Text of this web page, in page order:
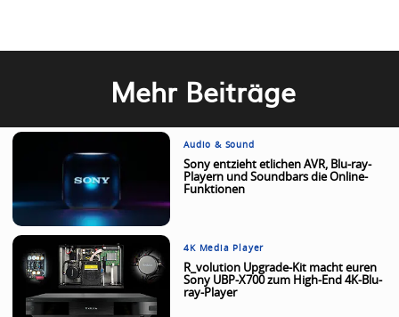
Mehr Beiträge
Audio & Sound
Sony entzieht etlichen AVR, Blu-ray-
Playern und Soundbars die Online-
Funktionen
4K Media Player
R_volution Upgrade-Kit macht euren
Sony UBP-X700 zum High-End 4K-Blu-
ray-Player